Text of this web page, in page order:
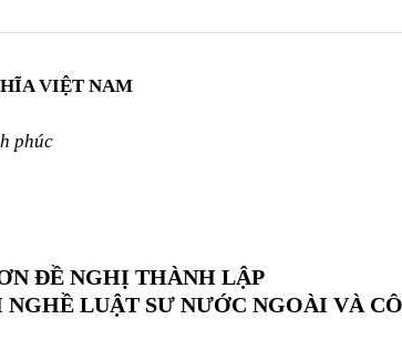
VIỆT NAM
phúc
ĐỀ NGHỊ THÀNH LẬP
LUẬT SƯ NƯỚC NGOÀI VÀ